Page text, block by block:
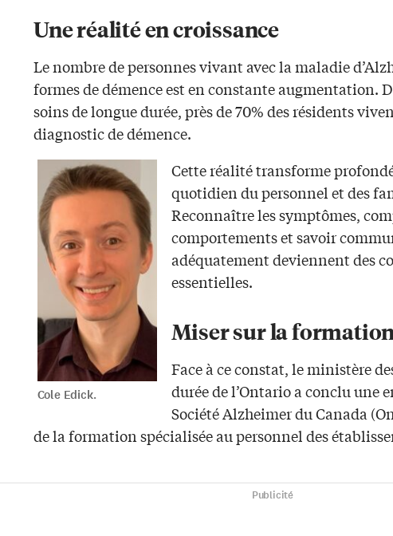
Une réalité en croissance
Le nombre de personnes vivant avec la maladie
formes de démence est en constante augmentation.
soins de longue durée, près de 70% des résidents
diagnostic de démence.
Cole Edick.
Cette réalité transforme
quotidien du personnel et des
Reconnaître les symptômes,
comportements et savoir
adéquatement deviennent des
essentielles.
Miser sur la formation
Face à ce constat, le ministère
durée de l’Ontario a conclu une
Société Alzheimer du Canada
de la formation spécialisée au personnel des
Publicité